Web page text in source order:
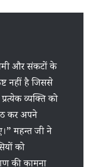
और संकटों के
नहीं है जिससे
व्यक्ति को
कर अपने
महन्त जी ने
को